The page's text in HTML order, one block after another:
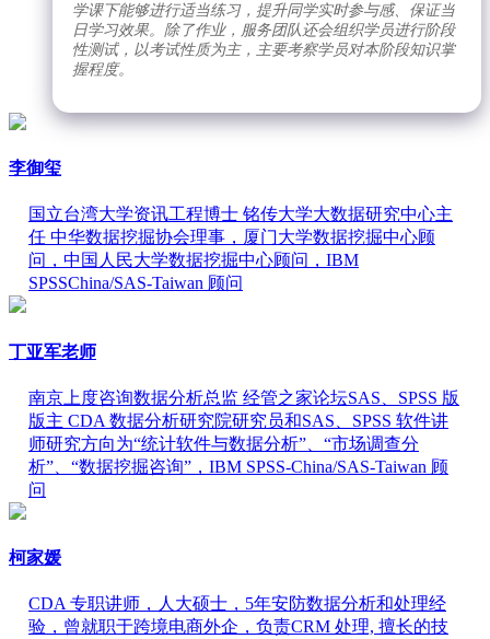
学课下能够进行适当练习，提升同学实时参与感、保证当
日学习效果。除了作业，服务团队还会组织学员进行阶段
性测试，以考试性质为主，主要考察学员对本阶段知识掌
握程度。
李御玺
国立台湾大学资讯工程博士 铭传大学大数据研究中心主
任 中华数据挖掘协会理事，厦门大学数据挖掘中心顾
问，中国人民大学数据挖掘中心顾问，IBM
SPSSChina/SAS-Taiwan 顾问
丁亚军老师
南京上度咨询数据分析总监 经管之家论坛SAS、SPSS 版
版主 CDA 数据分析研究院研究员和SAS、SPSS 软件讲
师研究方向为“统计软件与数据分析”、“市场调查分
析”、“数据挖掘咨询”，IBM SPSS-China/SAS-Taiwan 顾
问
柯家媛
CDA 专职讲师，人大硕士，5年安防数据分析和处理经
验，曾就职于跨境电商外企，负责CRM 处理, 擅长的技